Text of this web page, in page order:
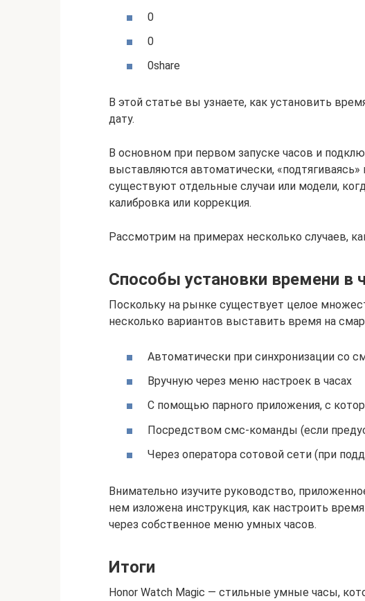
0
0
0share
В этой статье вы узнаете, как установить
дату.
В основном при первом запуске часов и
выставляются автоматически,
существуют отдельные случаи или модели,
калибровка или коррекция.
Рассмотрим на примерах несколько случаев,
Способы установки времени в
Поскольку на рынке существует целое
несколько вариантов выставить время на
Автоматически при синхронизации со
Вручную через меню настроек в часах
С помощью парного приложения, с
Посредством смс-команды (если
Через оператора сотовой сети (при
Внимательно изучите руководство,
нем изложена инструкция, как настроить
через собственное меню умных часов.
Итоги
Honor Watch Magic — стильные умные часы,